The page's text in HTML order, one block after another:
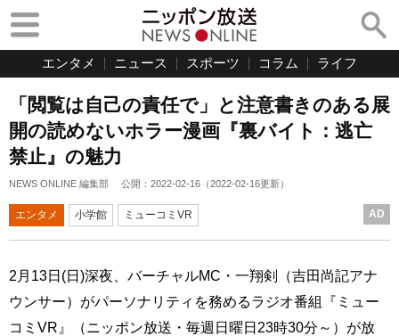
エンタメ ニュース スポーツ コラム ライフ
「閲覧は自己の責任で」と注意書きのある展
開の読めないホラー漫画『裏バイト：逃亡
禁止』の魅力
NEWS ONLINE 編集部 公開： 2022-02-16 （2022-02-16更新）
エンタメ 小学館 ミューコミVR AD
2月13日(日)深夜、バーチャルMC・一翔剣（吉田尚記アナ
ウンサー）がパーソナリティを務めるラジオ番組『ミュー
コミVR』（ニッポン放送・毎週日曜日23時30分～）が放